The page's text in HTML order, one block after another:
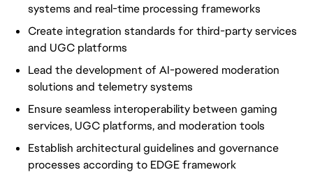
systems and real-time processing frameworks
Create integration standards for third-party services
and UGC platforms
Lead the development of AI-powered moderation
solutions and telemetry systems
Ensure seamless interoperability between gaming
services, UGC platforms, and moderation tools
Establish architectural guidelines and governance
processes according to EDGE framework